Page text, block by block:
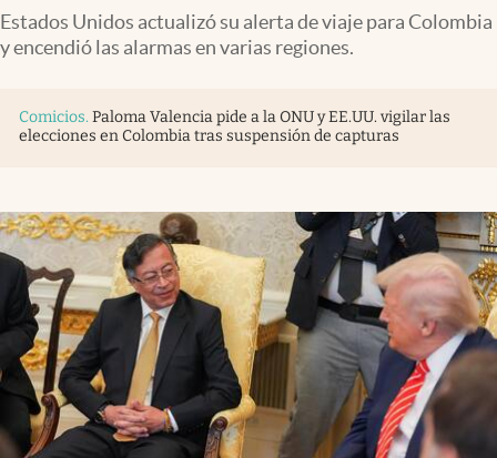
Estados Unidos actualizó su alerta de viaje para Colombia
y encendió las alarmas en varias regiones.
Comicios. Paloma Valencia pide a la ONU y EE.UU. vigilar las
elecciones en Colombia tras suspensión de capturas